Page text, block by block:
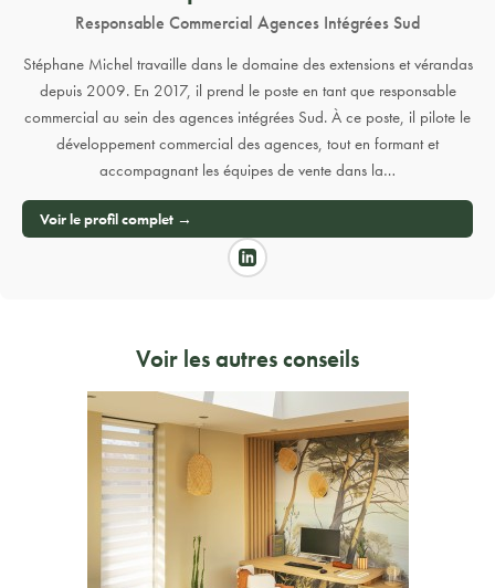
Responsable Commercial Agences Intégrées Sud
Stéphane Michel travaille dans le domaine des extensions et vérandas
depuis 2009. En 2017, il prend le poste en tant que responsable
commercial au sein des agences intégrées Sud. À ce poste, il pilote le
développement commercial des agences, tout en formant et
accompagnant les équipes de vente dans la…
Voir le profil complet →
Voir les autres conseils